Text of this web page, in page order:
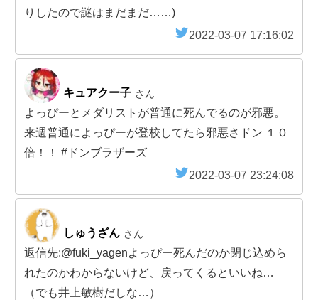
りしたので謎はまだまだ……)
2022-03-07 17:16:02
キュアクー子 さん
よっぴーとメダリストが普通に死んでるのが邪悪。
来週普通によっぴーが登校してたら邪悪さドン １０
倍！！ #ドンブラザーズ
2022-03-07 23:24:08
しゅうざん さん
返信先:@fuki_yagenよっぴー死んだのか閉じ込めら
れたのかわからないけど、戻ってくるといいね…
（でも井上敏樹だしな…）